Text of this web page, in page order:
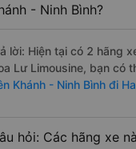
- Ninh Bình?
lời: Hiện tại có 2 hãng
Lư Limousine, bạn có
Khánh - Ninh Bình đi
hỏi: Các hãng xe